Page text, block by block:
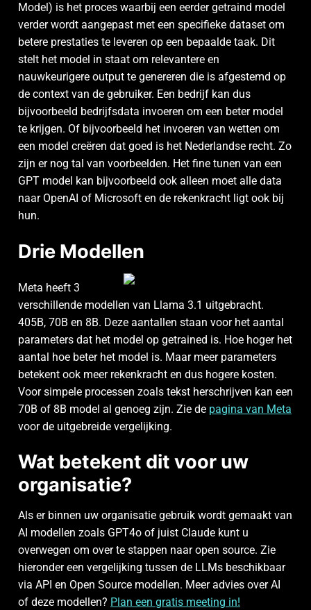
Model) is het proces waarbij een eerder getraind model
verder wordt aangepast met een specifieke dataset om
betere prestaties te leveren op een bepaalde taak. Dit
stelt het model in staat om relevantere en
nauwkeurigere output te genereren die is afgestemd op
de context van de gebruiker. Een bedrijf kan dus
bijvoorbeeld bedrijfsdata invoeren om een beter model
te krijgen. Of bijvoorbeeld het invoeren van wetten om
een model creëren dat goed is het Nederlandse recht. Zo
zijn er nog tal van voorbeelden. Het fine tunen van een
GPT model kan bijvoorbeeld ook alleen moet alle data
naar OpenAI of Microsoft en de rekenkracht ligt ook bij
hun.
Drie Modellen
Meta heeft 3
verschillende modellen van Llama 3.1 uitgebracht.
405B, 70B en 8B. Deze aantallen staan voor het aantal
parameters dat het model op getrained is. Hoe hoger het
aantal hoe beter het model is. Maar meer parameters
betekent ook meer rekenkracht en dus hogere kosten.
Voor simpele processen zoals tekst herschrijven kan een
70B of 8B model al genoeg zijn. Zie de pagina van Meta
voor de uitgebreide vergelijking.
Wat betekent dit voor uw
organisatie?
Als er binnen uw organisatie gebruik wordt gemaakt van
AI modellen zoals GPT4o of juist Claude kunt u
overwegen om over te stappen naar open source. Zie
hieronder een vergelijking tussen de LLMs beschikbaar
via API en Open Source modellen. Meer advies over AI
of deze modellen? Plan een gratis meeting in!